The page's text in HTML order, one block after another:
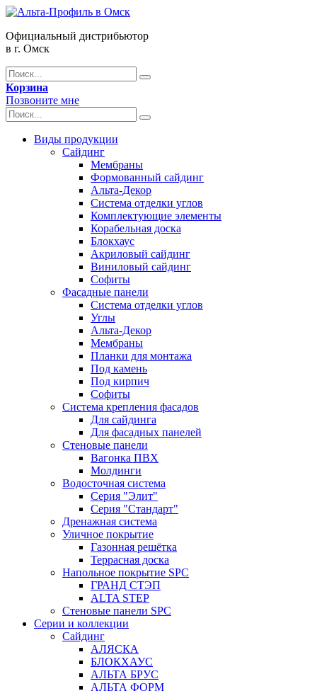
Официальный дистрибьютор
в г. Омск
Корзина
Позвоните мне
Виды продукции
Сайдинг
Мембраны
Формованный сайдинг
Альта-Декор
Система отделки углов
Комплектующие элементы
Корабельная доска
Блокхаус
Акриловый сайдинг
Виниловый сайдинг
Софиты
Фасадные панели
Система отделки углов
Углы
Альта-Декор
Мембраны
Планки для монтажа
Под камень
Под кирпич
Софиты
Система крепления фасадов
Для сайдинга
Для фасадных панелей
Стеновые панели
Вагонка ПВХ
Молдинги
Водосточная система
Серия "Элит"
Серия "Стандарт"
Дренажная система
Уличное покрытие
Газонная решётка
Террасная доска
Напольное покрытие SPC
ГРАНД СТЭП
ALTA STEP
Стеновые панели SPC
Серии и коллекции
Сайдинг
АЛЯСКА
БЛОКХАУС
АЛЬТА БРУС
АЛЬТА ФОРМ